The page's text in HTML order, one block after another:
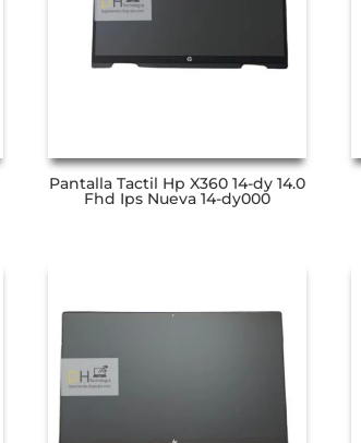
Pantalla Tactil Hp X360 14-dy 14.0
Fhd Ips Nueva 14-dy000